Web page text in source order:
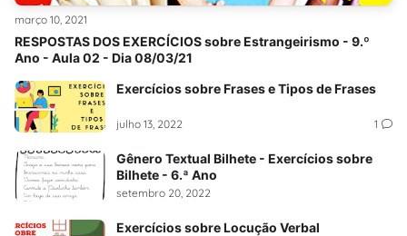
RESPOSTAS DOS EXERCÍCIOS sobre Estrangeirismo - 9.º
Ano - Aula 02 - Dia 08/03/21
março 10, 2021
Exercícios sobre Frases e Tipos de Frases
julho 13, 2022 1
Gênero Textual Bilhete - Exercícios sobre
Bilhete - 6.ª Ano
setembro 20, 2022
Exercícios sobre Locução Verbal